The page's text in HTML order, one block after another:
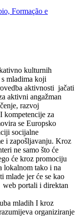
Formação e
kulturnih
mladima koji
aktivnosti jačati
aktivni angažman
razvoj
kompetencije za
se Europsko
socijalne
i zapošljavanju. Kroz
ne samo što će
će kroz promociju
lokalnom tako i na
mlade jer će se kao
web portali i direktan
mladih I kroz
organiziranje